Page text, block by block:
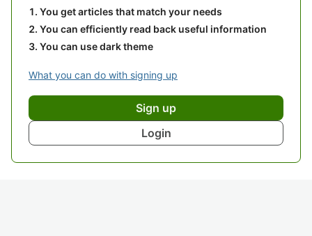
You get articles that match your needs
You can efficiently read back useful information
You can use dark theme
What you can do with signing up
Sign up
Login